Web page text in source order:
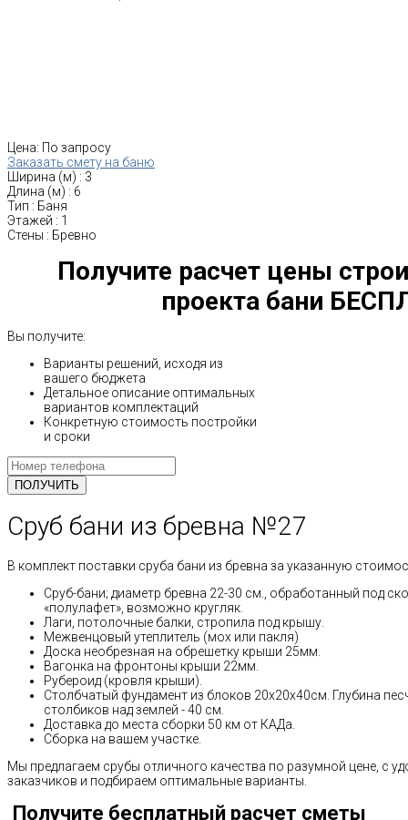
Цена: По запросу
Заказать смету на баню
Ширина (м) : 3
Длина (м) : 6
Тип : Баня
Этажей : 1
Стены : Бревно
Получите расчет цены
проекта бани
Вы получите:
Варианты решений, исходя из
вашего бюджета
Детальное описание оптимальных
вариантов комплектаций
Конкретную стоимость постройки
и сроки
Сруб бани из бревна №27
В комплект поставки сруба бани из бревна за указанную
Сруб-бани; диаметр бревна 22-30 см., обработанный под
«полулафет», возможно кругляк.
Лаги, потолочные балки, стропила под крышу.
Межвенцовый утеплитель (мох или пакля)
Доска необрезная на обрешетку крыши 25мм.
Вагонка на фронтоны крыши 22мм.
Рубероид (кровля крыши).
Столбчатый фундамент из блоков 20х20х40см. Глубина
столбиков над землей - 40 см.
Доставка до места сборки 50 км от КАДа.
Сборка на вашем участке.
Мы предлагаем срубы отличного качества по разумной цене, с
заказчиков и подбираем оптимальные варианты.
Получите бесплатный расчет сметы